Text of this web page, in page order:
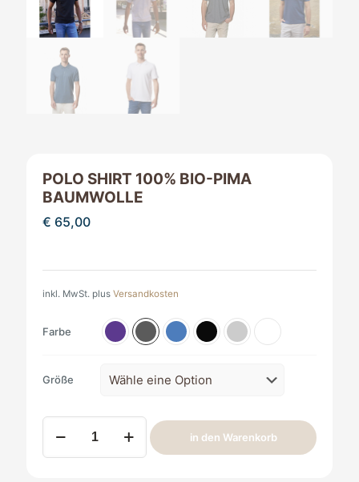
POLO SHIRT 100% BIO-PIMA
BAUMWOLLE
€ 65,00
inkl. MwSt. plus Versandkosten
Farbe
Größe
POLO
SHIRT
100%
in den Warenkorb